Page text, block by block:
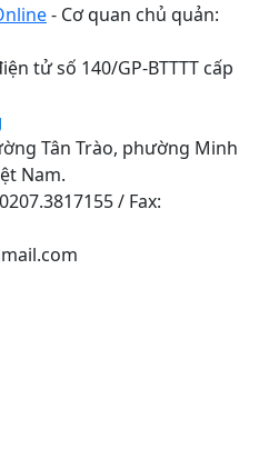
- Cơ quan chủ quản:
tử số 140/GP-BTTTT cấp
Tân Trào, phường Minh
Nam.
/ Fax: